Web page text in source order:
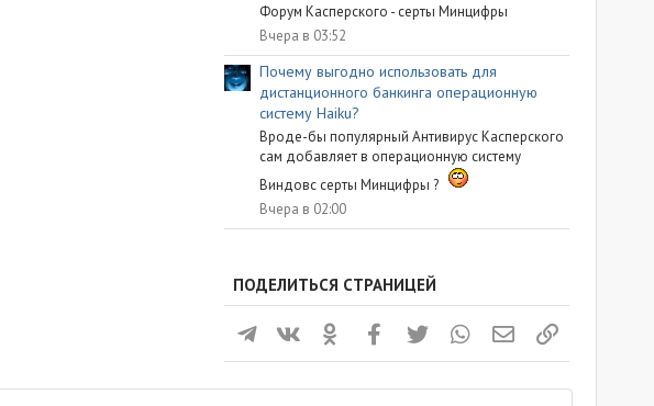
Форум Касперского - серты Минцифры
Вчера в 03:52
Почему выгодно использовать для
дистанционного банкинга операционную
систему Haiku?
Вроде-бы популярный Антивирус Касперского
сам добавляет в операционную систему
Виндовс серты Минцифры ?
Вчера в 02:00
ПОДЕЛИТЬСЯ СТРАНИЦЕЙ
ТелеграмВКонтактеОдноклассники
FacebookTwitter WhatsAppЭлектронная почта